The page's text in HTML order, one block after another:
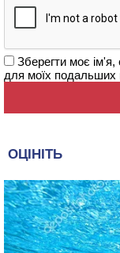
Зберегти моє
для моїх подальших